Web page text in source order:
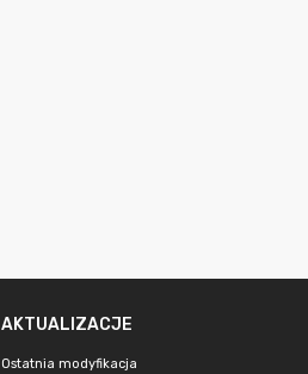
AKTUALIZACJE
Ostatnia modyfikacja